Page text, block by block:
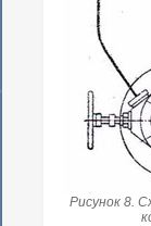
Рисунок 8.